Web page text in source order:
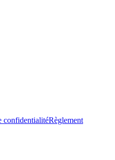
confidentialitéRèglement